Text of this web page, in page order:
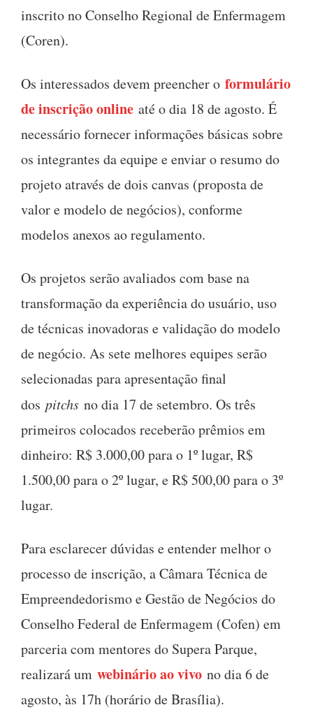
inscrito no Conselho Regional de Enfermagem
(Coren).
Os interessados devem preencher o formulário
de inscrição online até o dia 18 de agosto. É
necessário fornecer informações básicas sobre
os integrantes da equipe e enviar o resumo do
projeto através de dois canvas (proposta de
valor e modelo de negócios), conforme
modelos anexos ao regulamento.
Os projetos serão avaliados com base na
transformação da experiência do usuário, uso
de técnicas inovadoras e validação do modelo
de negócio. As sete melhores equipes serão
selecionadas para apresentação final
dos pitchs no dia 17 de setembro. Os três
primeiros colocados receberão prêmios em
dinheiro: R$ 3.000,00 para o 1º lugar, R$
1.500,00 para o 2º lugar, e R$ 500,00 para o 3º
lugar.
Para esclarecer dúvidas e entender melhor o
processo de inscrição, a Câmara Técnica de
Empreendedorismo e Gestão de Negócios do
Conselho Federal de Enfermagem (Cofen) em
parceria com mentores do Supera Parque,
realizará um webinário ao vivo no dia 6 de
agosto, às 17h (horário de Brasília).